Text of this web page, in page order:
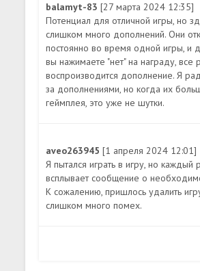
balamyt-83[27 марта 2024 12:35]
Потенциал для отличной игры, но
слишком много дополнений. Они
постоянно во время одной игры, и
вы нажимаете "нет" на награду, все
воспроизводится дополнение. Я
за дополнениями, но когда их
геймплея, это уже не шутки.
aveo263945[1 апреля 2024 12:01]
Я пытался играть в игру, но каждый
всплывает сообщение о
К сожалению, пришлось удалить
слишком много помех.